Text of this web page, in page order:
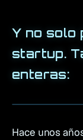
Y no solo
startup.
enteras:
Hace unos